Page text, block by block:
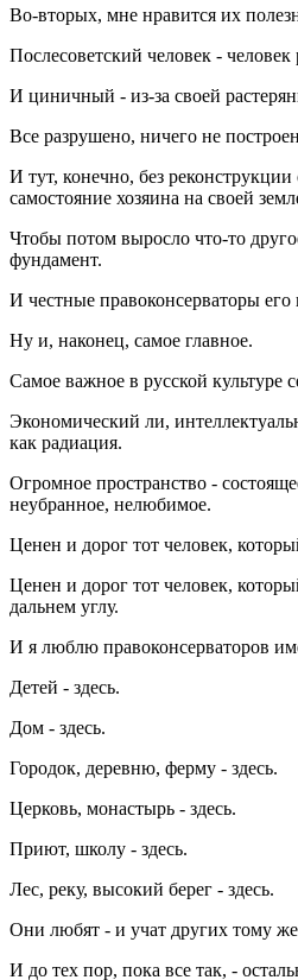
Во-вторых, мне нравится их
Послесоветский человек - человек
И циничный - из-за своей
Все разрушено, ничего не
И тут, конечно, без
самостояние хозяина на своей
Чтобы потом выросло что-то
фундамент.
И честные правоконсерваторы его
Ну и, наконец, самое главное.
Самое важное в русской культуре
Экономический ли,
как радиация.
Огромное пространство -
неубранное, нелюбимое.
Ценен и дорог тот человек,
Ценен и дорог тот человек,
дальнем углу.
И я люблю правоконсерваторов
Детей - здесь.
Дом - здесь.
Городок, деревню, ферму - здесь.
Церковь, монастырь - здесь.
Приют, школу - здесь.
Лес, реку, высокий берег - здесь.
Они любят - и учат других тому
И до тех пор, пока все так, -